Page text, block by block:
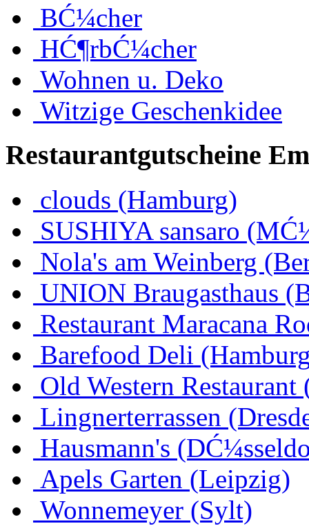
BĆ¼cher
HĆ¶rbĆ¼cher
Wohnen u. Deko
Witzige Geschenkidee
Restaurantgutscheine
clouds (Hamburg)
SUSHIYA sansaro
Nola's am Weinberg
UNION Braugasthaus
Restaurant Maracana
Barefood Deli
Old Western Restaurant
Lingnerterrassen
Hausmann's
Apels Garten (Leipzig)
Wonnemeyer (Sylt)